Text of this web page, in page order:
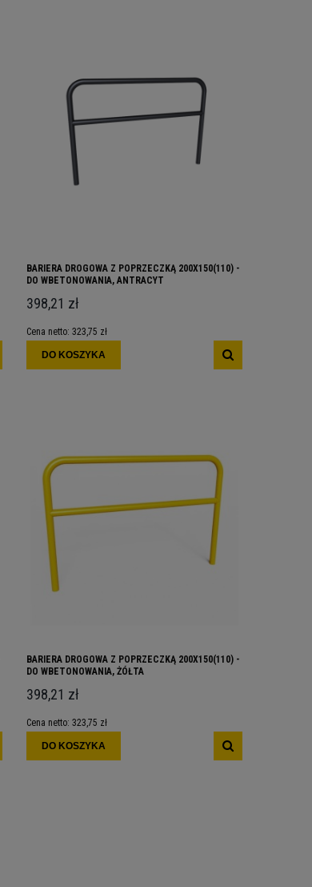
BARIERA DROGOWA Z POPRZECZKĄ 200X150(110) -
DO WBETONOWANIA, ANTRACYT
398,21 zł
Cena netto: 323,75 zł
DO KOSZYKA
BARIERA DROGOWA Z POPRZECZKĄ 200X150(110) -
DO WBETONOWANIA, ŻÓŁTA
398,21 zł
Cena netto: 323,75 zł
DO KOSZYKA